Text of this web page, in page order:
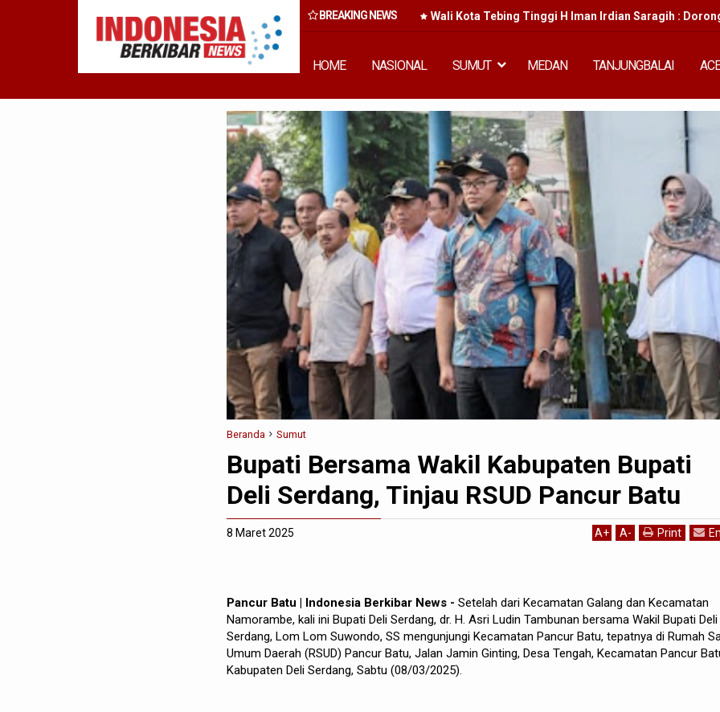
BREAKING NEWS
Percepatan Perda PBG Guna Penyederhanaan Layanan Cepat dan Murah Wali Kota Tebing Tinggi H Iman Irdian Saragih :
HOME NASIONAL SUMUT MEDAN TANJUNGBALAI
Beranda Sumut
Bupati Bersama Wakil Kabupaten Bupati
Deli Serdang, Tinjau RSUD Pancur Batu
8 Maret 2025 A+ A- Print
Pancur Batu | Indonesia Berkibar News - Setelah dari Kecamatan Galang dan Kecamatan
Namorambe, kali ini Bupati Deli Serdang, dr. H. Asri Ludin Tambunan bersama Wakil Bupati Deli
Serdang, Lom Lom Suwondo, SS mengunjungi Kecamatan Pancur Batu, tepatnya di Rumah
Umum Daerah (RSUD) Pancur Batu, Jalan Jamin Ginting, Desa Tengah, Kecamatan Pancur
Kabupaten Deli Serdang, Sabtu (08/03/2025).